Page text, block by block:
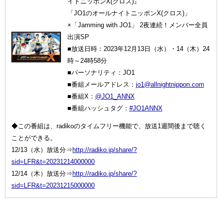
「JO1のオールナイトニッポンX(クロス)」
×「Jamming with JO1」 2夜連続！メンバー全員
出演SP
■放送日時：2023年12月13日（水）・14（木）24
時～24時58分
■パーソナリティ：JO1
■番組メールアドレス： jo1@allnightnippon.com
■番組X： @JO1_ANNX
■番組ハッシュタグ： #JO1ANNX
◆この番組は、radikoのタイムフリー機能で、放送1週間後まで聴く
ことができる。
12/13（水）放送分⇒ http://radiko.jp/share/?
sid=LFR&t=20231214000000
12/14（木）放送分⇒ http://radiko.jp/share/?
sid=LFR&t=20231215000000